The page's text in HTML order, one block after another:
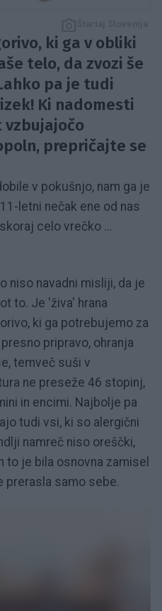
ki ga v obliki
telo, da zvozi še
pa je tudi
Ki nadomesti
vzbujajočo
prepričajte se
v pokušnjo, nam ga je
letni nečak ene od nas
celo vrečko ...
niso navadni misliji, da je
to. Je 'živa' hrana
ki ga potrebujemo za
pripravo, ohranja
temveč suši v
ne preseže 46 stopinj,
in encimi. Najbolje pa
tudi vsi, ki so alergični
namreč niso oreščki,
to je bila osnovna zamisel
prerasla samo sebe.